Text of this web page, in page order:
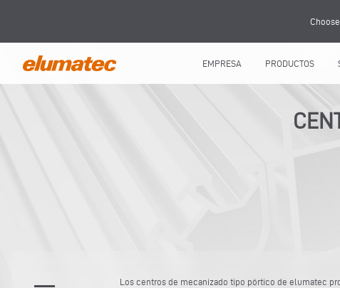
EMPRESA PRODUCTOS
Los centros de mecanizado tipo pórtico de elumatec